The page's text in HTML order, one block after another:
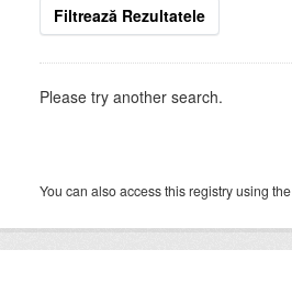
Filtrează Rezultatele
Please try another search.
You can also access this registry using the